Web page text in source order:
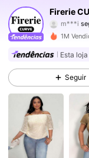
Firerie
m***i
m***1
4,76
4,76
1M
Esta
Seguir